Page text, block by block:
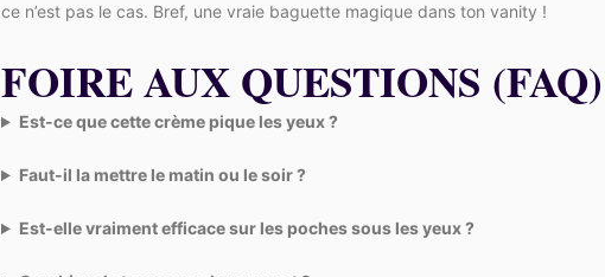
ce n’est pas le cas. Bref, une vraie baguette magique dans ton vanity !
FOIRE AUX QUESTIONS (FAQ)
Est-ce que cette crème pique les yeux ?
Faut-il la mettre le matin ou le soir ?
Est-elle vraiment efficace sur les poches sous les yeux ?